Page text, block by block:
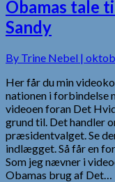
Obamas tale
Sandy
By Trine Nebel |
Her får du min
nationen i forbindelse
videoen foran Det
grund til. Det handler
præsidentvalget. Se
indlægget. Så får en
Som jeg nævner i
Obamas brug af Det…